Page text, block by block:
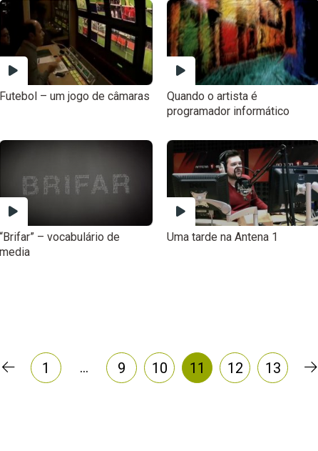
Futebol – um jogo de câmaras
Quando o artista é
programador informático
“Brifar” – vocabulário de
media
Uma tarde na Antena 1
1 … 9 10 11 12 13